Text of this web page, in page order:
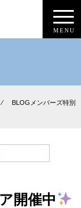
MENU
⁄
BLOGメンバーズ特別
開催中